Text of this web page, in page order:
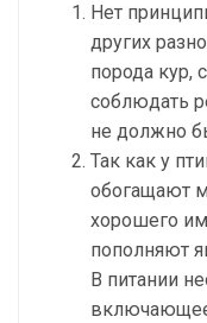
Нет
других
порода кур,
соблюдать
не должно
Так как у
обогащают
хорошего
пополняют
В питании